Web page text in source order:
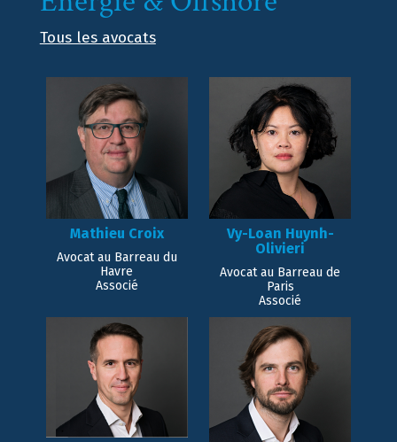
Tous les avocats
Mathieu Croix
Avocat au Barreau du
Havre
Associé
Vy-Loan Huynh-
Olivieri
Avocat au Barreau de
Paris
Associé